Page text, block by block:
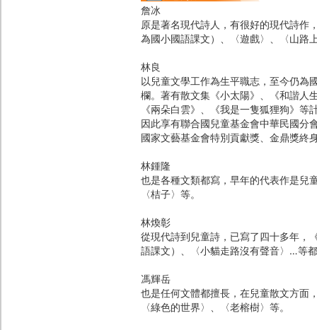
詹冰
原是著名現代詩人，有很好的現代詩作
為國小國語課文）、〈遊戲〉、〈山路
林良
以兒童文學工作為生平職志，至今仍為
欄。著有散文集《小太陽》、《和諧人
《兩朵白雲》、《我是一隻狐狸狗》
因此享有聯合國兒童基金會中華民國分
國家文藝基金會特別貢獻獎、金鼎獎終
林鍾隆
也是各種文類都寫，早年的代表作是兒
〈桔子〉等。
林煥彰
從現代詩到兒童詩，已寫了四十多年，
語課文）、〈小貓走路沒有聲音〉…等
馮輝岳
也是任何文體都擅長，在兒童散文方面
〈綠色的世界〉、〈老榕樹〉等。